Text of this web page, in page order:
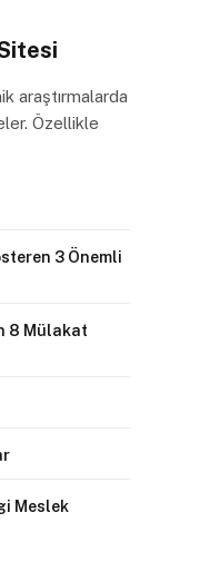
araştırmalarda
Özellikle
3 Önemli
8 Mülakat
Meslek